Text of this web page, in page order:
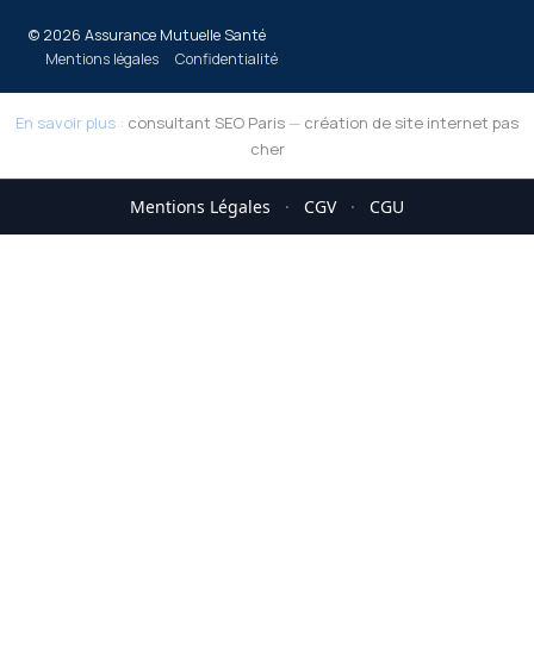
© 2026 Assurance Mutuelle Santé
Mentions légales
Confidentialité
En savoir plus : consultant SEO Paris — création de site internet pas
cher
Mentions Légales · CGV · CGU